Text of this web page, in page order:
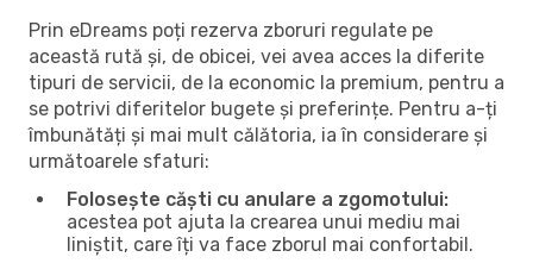
Prin eDreams poți rezerva zboruri regulate pe
această rută și, de obicei, vei avea acces la diferite
tipuri de servicii, de la economic la premium, pentru a
se potrivi diferitelor bugete și preferințe. Pentru a-ți
îmbunătăți și mai mult călătoria, ia în considerare și
următoarele sfaturi:
Folosește căști cu anulare a zgomotului:
acestea pot ajuta la crearea unui mediu mai
liniștit, care îți va face zborul mai confortabil.